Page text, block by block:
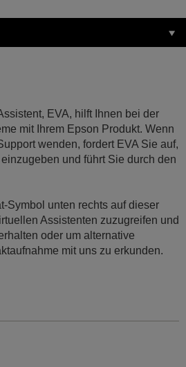
EVA, hilft Ihnen bei der
mit Ihrem Epson Produkt. Wenn
wenden, fordert EVA Sie auf,
und führt Sie durch den
Symbol unten rechts auf dieser
Assistenten zuzugreifen und
oder um alternative
mit uns zu erkunden.